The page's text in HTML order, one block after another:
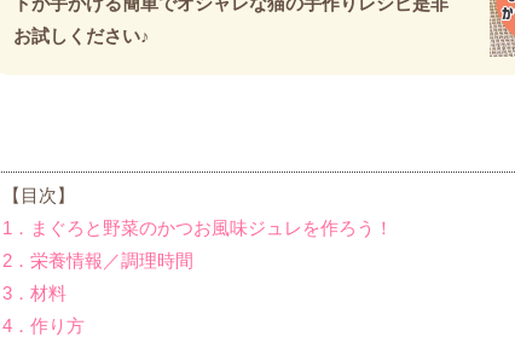
お試しください♪
【目次】
1．まぐろと野菜のかつお風味ジュレを作ろう！
2．栄養情報／調理時間
3．材料
4．作り方